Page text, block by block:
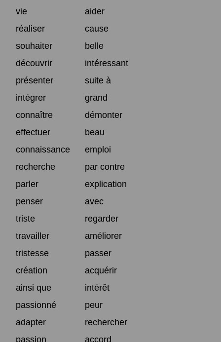
vie
aider
réaliser
cause
souhaiter
belle
découvrir
intéressant
présenter
suite à
intégrer
grand
connaître
démonter
effectuer
beau
connaissance
emploi
recherche
par contre
parler
explication
penser
avec
triste
regarder
travailler
améliorer
tristesse
passer
création
acquérir
ainsi que
intérêt
passionné
peur
adapter
rechercher
passion
accord